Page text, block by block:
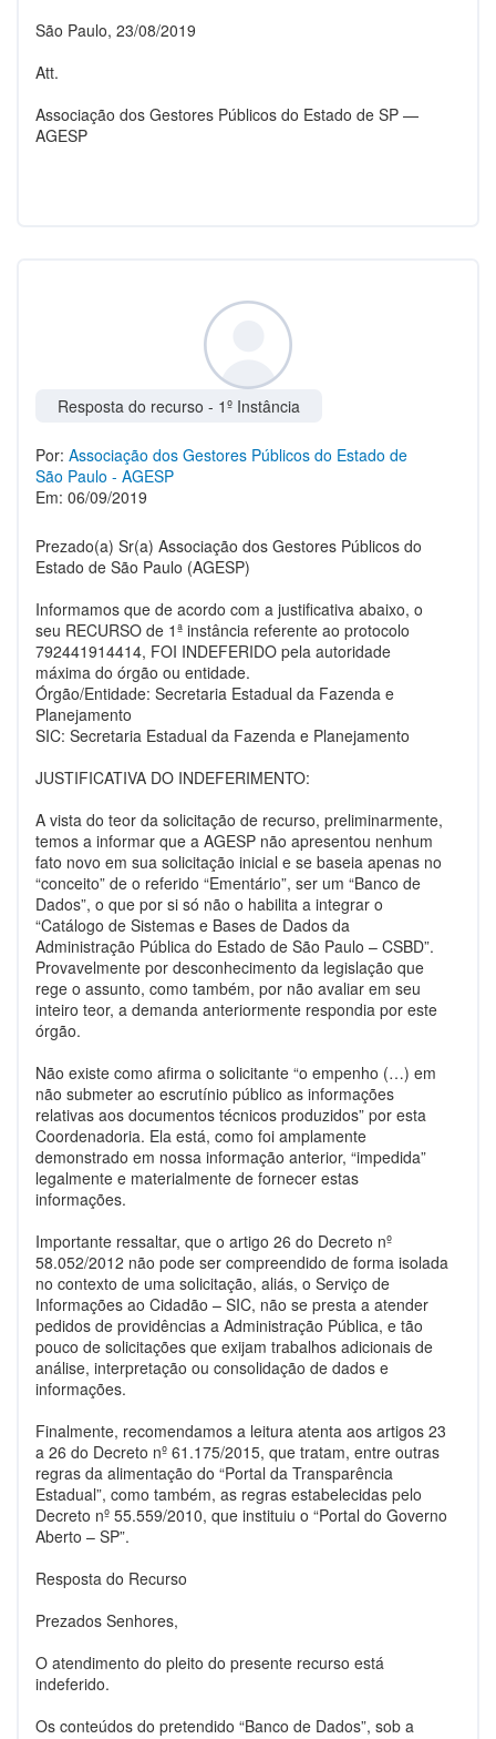
São Paulo, 23/08/2019
Att.
Associação dos Gestores Públicos do Estado de SP —
AGESP
Resposta do recurso - 1º Instância
Por: Associação dos Gestores Públicos do Estado de
São Paulo - AGESP
Em: 06/09/2019
Prezado(a) Sr(a) Associação dos Gestores Públicos do
Estado de São Paulo (AGESP)
Informamos que de acordo com a justificativa abaixo, o
seu RECURSO de 1ª instância referente ao protocolo
792441914414, FOI INDEFERIDO pela autoridade
máxima do órgão ou entidade.
Órgão/Entidade: Secretaria Estadual da Fazenda e
Planejamento
SIC: Secretaria Estadual da Fazenda e Planejamento
JUSTIFICATIVA DO INDEFERIMENTO:
A vista do teor da solicitação de recurso, preliminarmente,
temos a informar que a AGESP não apresentou nenhum
fato novo em sua solicitação inicial e se baseia apenas no
“conceito” de o referido “Ementário”, ser um “Banco de
Dados”, o que por si só não o habilita a integrar o
“Catálogo de Sistemas e Bases de Dados da
Administração Pública do Estado de São Paulo – CSBD”.
Provavelmente por desconhecimento da legislação que
rege o assunto, como também, por não avaliar em seu
inteiro teor, a demanda anteriormente respondia por este
órgão.
Não existe como afirma o solicitante “o empenho (…) em
não submeter ao escrutínio público as informações
relativas aos documentos técnicos produzidos” por esta
Coordenadoria. Ela está, como foi amplamente
demonstrado em nossa informação anterior, “impedida”
legalmente e materialmente de fornecer estas
informações.
Importante ressaltar, que o artigo 26 do Decreto nº
58.052/2012 não pode ser compreendido de forma isolada
no contexto de uma solicitação, aliás, o Serviço de
Informações ao Cidadão – SIC, não se presta a atender
pedidos de providências a Administração Pública, e tão
pouco de solicitações que exijam trabalhos adicionais de
análise, interpretação ou consolidação de dados e
informações.
Finalmente, recomendamos a leitura atenta aos artigos 23
a 26 do Decreto nº 61.175/2015, que tratam, entre outras
regras da alimentação do “Portal da Transparência
Estadual”, como também, as regras estabelecidas pelo
Decreto nº 55.559/2010, que instituiu o “Portal do Governo
Aberto – SP”.
Resposta do Recurso
Prezados Senhores,
O atendimento do pleito do presente recurso está
indeferido.
Os conteúdos do pretendido “Banco de Dados”, sob a